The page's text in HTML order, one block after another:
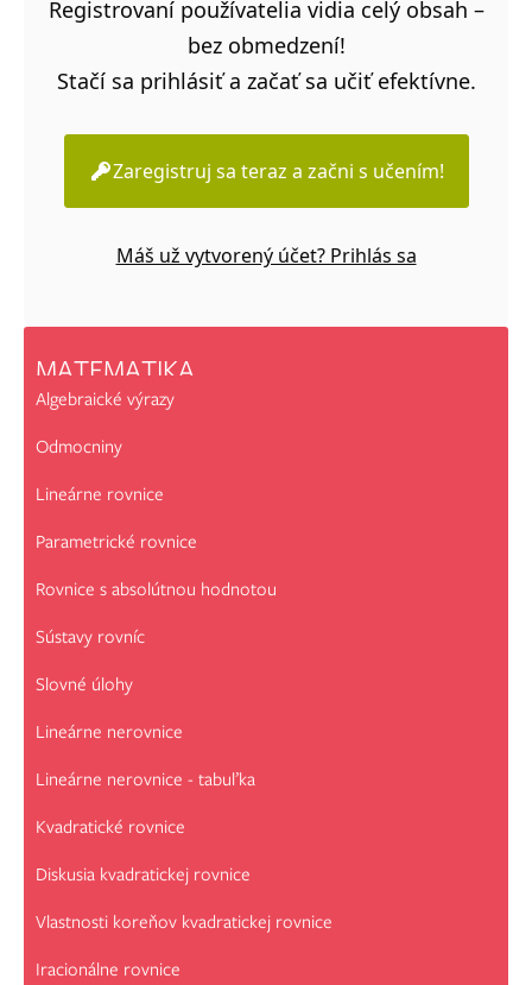
Registrovaní používatelia vidia celý obsah –
bez obmedzení!
Stačí sa prihlásiť a začať sa učiť efektívne.
Zaregistruj sa teraz a začni s učením!
Máš už vytvorený účet? Prihlás sa
MATEMATIKA
Algebraické výrazy
Odmocniny
Lineárne rovnice
Parametrické rovnice
Rovnice s absolútnou hodnotou
Sústavy rovníc
Slovné úlohy
Lineárne nerovnice
Lineárne nerovnice - tabuľka
Kvadratické rovnice
Diskusia kvadratickej rovnice
Vlastnosti koreňov kvadratickej rovnice
Iracionálne rovnice